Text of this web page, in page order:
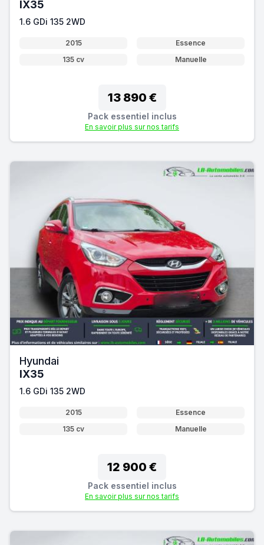
IX35
1.6 GDi 135 2WD
2015
Essence
135 cv
Manuelle
13 890 €
Pack essentiel inclus
En savoir plus sur nos tarifs
Hyundai
IX35
1.6 GDi 135 2WD
2015
Essence
135 cv
Manuelle
12 900 €
Pack essentiel inclus
En savoir plus sur nos tarifs